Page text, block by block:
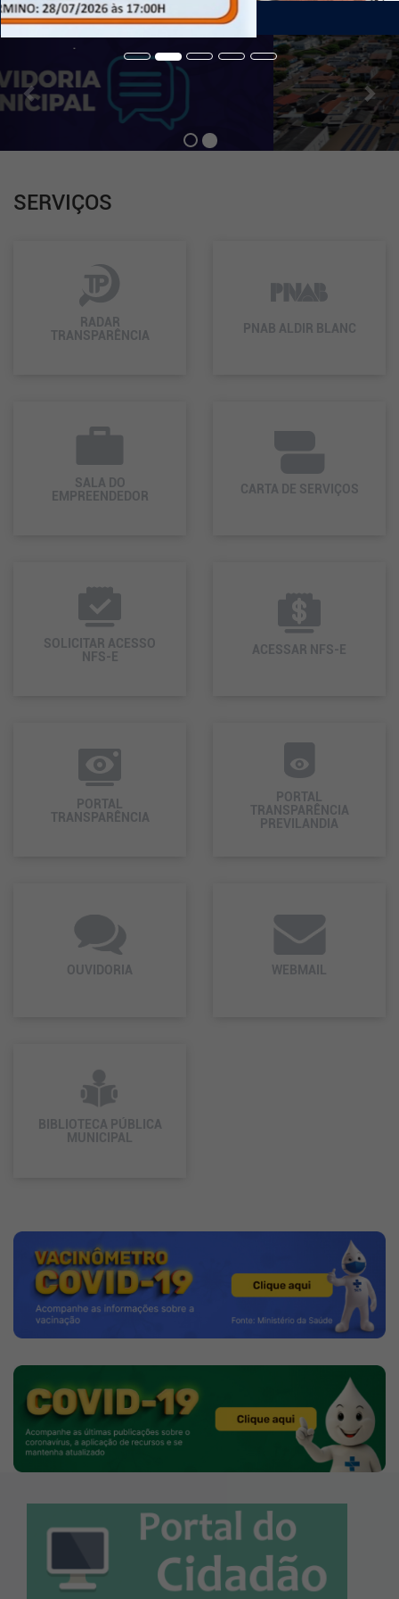
de
Navegação
.
Previous
SERVIÇOS
RADAR
TRANSPARÊNCIA
PNAB ALDIR BLANC
SALA DO
EMPREENDEDOR
CARTA DE SERVIÇOS
SOLICITAR ACESSO
NFS-E
ACESSAR NFS-E
PORTAL
TRANSPARÊNCIA
PORTAL
TRANSPARÊNCIA
PREVILANDIA
OUVIDORIA WEBMAIL
BIBLIOTECA PÚBLICA
MUNICIPAL